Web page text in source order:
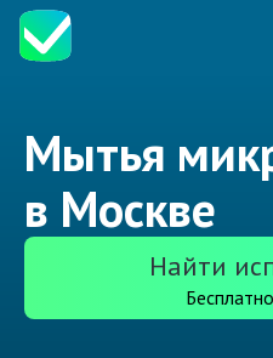
Мытья
в Москве
Найти